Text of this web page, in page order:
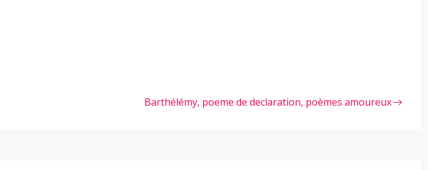
Barthélémy, poeme de declaration, poèmes amoureux